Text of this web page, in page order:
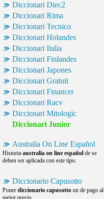
Diccionari Diec2
Diccionari Rima
Diccionari Tecnico
Diccionari Holandes
Diccionari Italia
Diccionari Finlandes
Diccionari Japones
Diccionari Gratuit
Diccionari Financer
Diccionari Racv
Diccionari Mitologic
Diccionari Junior
Australia On Line Español
Historia australia on line español de se
deben ser aplicada con este tipo.
Diccionario Capusotto
Poner diccionario capusotto un de pago al
mejor precio.